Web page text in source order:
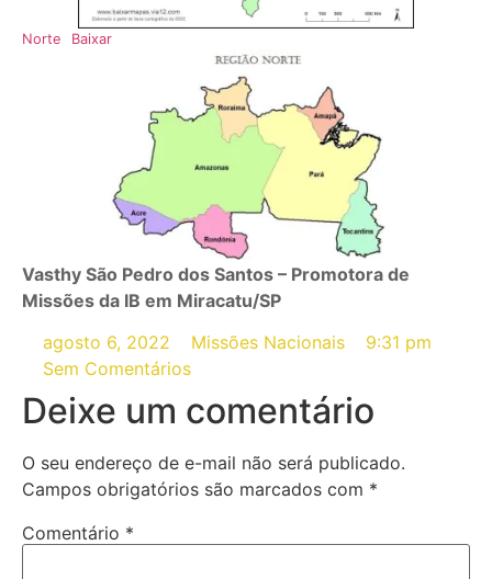
Norte Baixar
Vasthy São Pedro dos Santos – Promotora de
Missões da IB em Miracatu/SP
agosto 6, 2022
Missões Nacionais
9:31 pm
Sem Comentários
Deixe um comentário
O seu endereço de e-mail não será publicado.
Campos obrigatórios são marcados com *
Comentário *